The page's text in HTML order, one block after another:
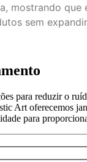
mostrando que
sem
para reduzir o
Art oferecemos
para